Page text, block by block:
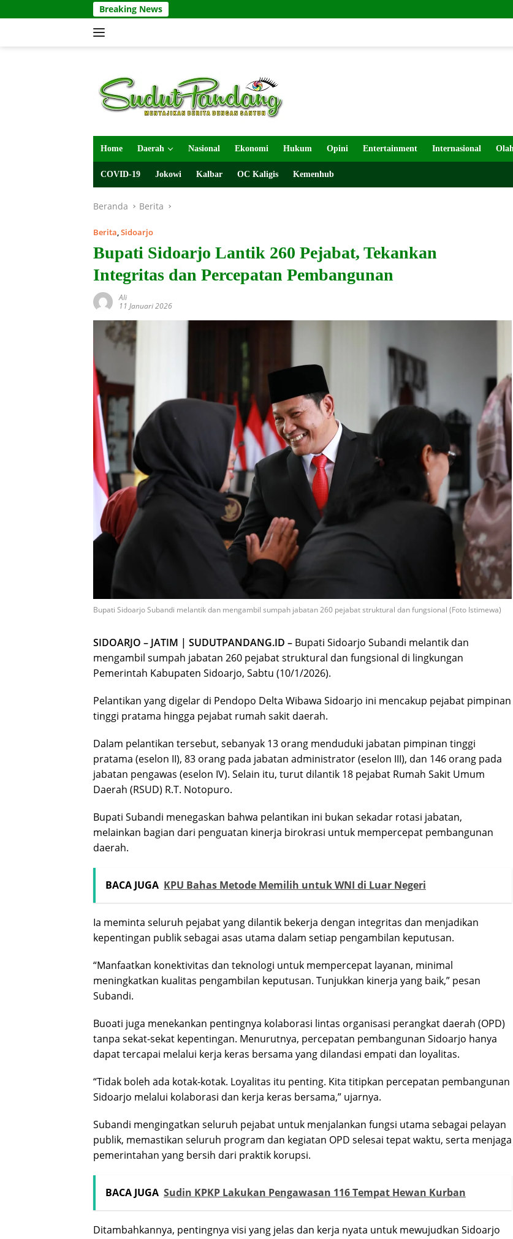
ke
Breaking News
Home Daerah Nasional Ekonomi Hukum Opini Entertainment Internasional
COVID-19 Jokowi Kalbar OC Kaligis Kemenhub
Beranda Berita
Berita,Sidoarjo
Bupati Sidoarjo Lantik 260 Pejabat, Tekankan
Integritas dan Percepatan Pembangunan
Ali
11 Januari 2026
Bupati Sidoarjo Subandi melantik dan mengambil sumpah jabatan 260 pejabat struktural dan fungsional (Foto Istimewa)
SIDOARJO – JATIM | SUDUTPANDANG.ID – Bupati Sidoarjo Subandi melantik dan
mengambil sumpah jabatan 260 pejabat struktural dan fungsional di lingkungan
Pemerintah Kabupaten Sidoarjo, Sabtu (10/1/2026).
Pelantikan yang digelar di Pendopo Delta Wibawa Sidoarjo ini mencakup pejabat pimpinan
tinggi pratama hingga pejabat rumah sakit daerah.
Dalam pelantikan tersebut, sebanyak 13 orang menduduki jabatan pimpinan tinggi
pratama (eselon II), 83 orang pada jabatan administrator (eselon III), dan 146 orang pada
jabatan pengawas (eselon IV). Selain itu, turut dilantik 18 pejabat Rumah Sakit Umum
Daerah (RSUD) R.T. Notopuro.
Bupati Subandi menegaskan bahwa pelantikan ini bukan sekadar rotasi jabatan,
melainkan bagian dari penguatan kinerja birokrasi untuk mempercepat pembangunan
daerah.
BACA JUGA KPU Bahas Metode Memilih untuk WNI di Luar Negeri
Ia meminta seluruh pejabat yang dilantik bekerja dengan integritas dan menjadikan
kepentingan publik sebagai asas utama dalam setiap pengambilan keputusan.
“Manfaatkan konektivitas dan teknologi untuk mempercepat layanan, minimal
meningkatkan kualitas pengambilan keputusan. Tunjukkan kinerja yang baik,” pesan
Subandi.
Buoati juga menekankan pentingnya kolaborasi lintas organisasi perangkat daerah (OPD)
tanpa sekat-sekat kepentingan. Menurutnya, percepatan pembangunan Sidoarjo hanya
dapat tercapai melalui kerja keras bersama yang dilandasi empati dan loyalitas.
“Tidak boleh ada kotak-kotak. Loyalitas itu penting. Kita titipkan percepatan pembangunan
Sidoarjo melalui kolaborasi dan kerja keras bersama,” ujarnya.
Subandi mengingatkan seluruh pejabat untuk menjalankan fungsi utama sebagai pelayan
publik, memastikan seluruh program dan kegiatan OPD selesai tepat waktu, serta menjaga
pemerintahan yang bersih dari praktik korupsi.
BACA JUGA Sudin KPKP Lakukan Pengawasan 116 Tempat Hewan Kurban
Ditambahkannya, pentingnya visi yang jelas dan kerja nyata untuk mewujudkan Sidoarjo